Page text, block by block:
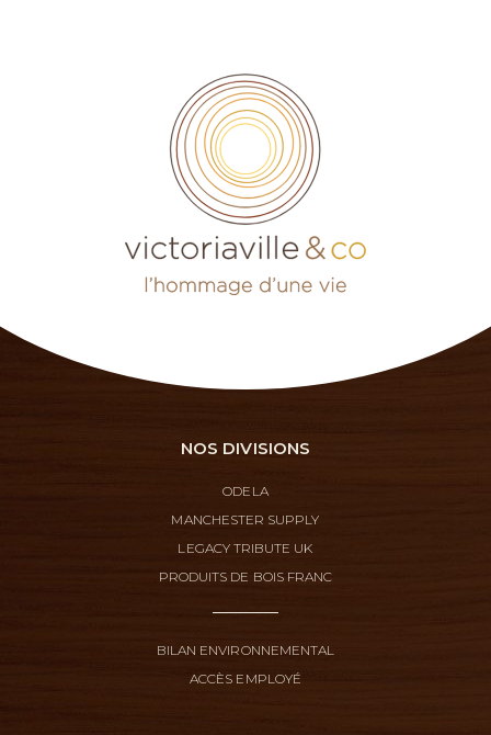
NOS DIVISIONS
ODELA
MANCHESTER SUPPLY
LEGACY TRIBUTE UK
PRODUITS DE BOIS FRANC
BILAN ENVIRONNEMENTAL
ACCÈS EMPLOYÉ